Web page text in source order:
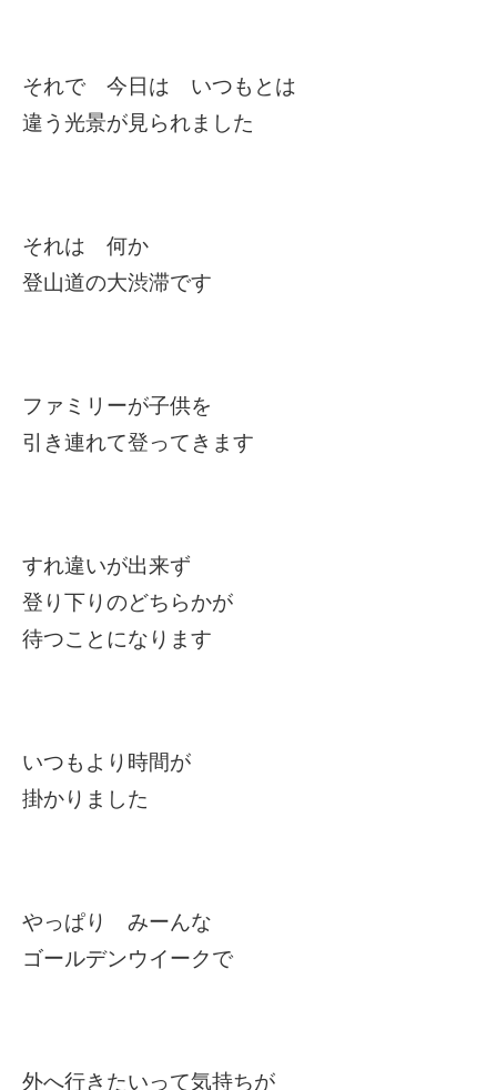
それで 今日は いつもとは
違う光景が見られました
それは 何か
登山道の大渋滞です
ファミリーが子供を
引き連れて登ってきます
すれ違いが出来ず
登り下りのどちらかが
待つことになります
いつもより時間が
掛かりました
やっぱり みーんな
ゴールデンウイークで
外へ行きたいって気持ちが